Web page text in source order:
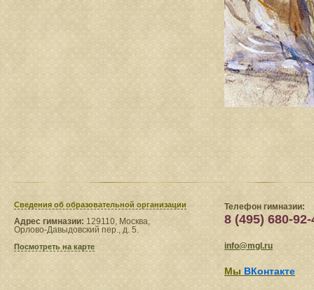
Сведения​ об образовательной организации
Адрес гимназии: 129110, Москва,
Орлово-Давыдовский пер., д. 5.
Посмотреть на карте
Телефон гимназии:
8 (495) 680-92-
info@mgl.ru
Мы ВКонтакте